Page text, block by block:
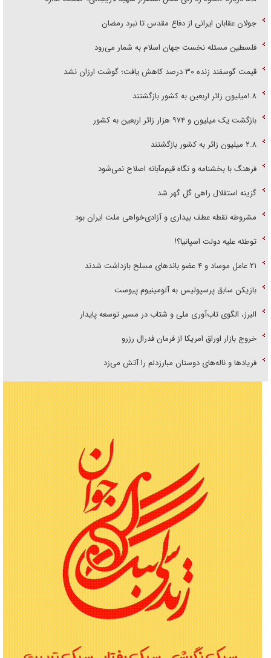
جولان عقابان ایرانی از دفاع مقدس تا نبرد رمضان
فلسطین مسئله نخست جهان اسلام به شمار می‌رود
قیمت گوسفند زنده ۳۰ درصد کاهش یافت؛ گوشت ارزان نشد
۱.۸میلیون زائر اربعین به کشور بازگشتند
بازگشت یک میلیون و ۹۷۴ هزار زائر اربعین به کشور
۲.۸ میلیون زائر به کشور بازگشتند
فرهنگ با بخشنامه و نگاه قیم‌مآبانه اصلاح نمی‌شود
گزینه استقلال راهی گل گهر شد
مشروطه نقطه عطف بیداری و آزادی‌خواهی ملت ایران بود
توطئه علیه دولت اسپانیا؟!
۲۱ عامل موساد و ۴ عضو باند‌های مسلح بازداشت شدند
بازیکن سابق پرسپولیس به آلومینیوم پیوست
البرز، الگوی تاب‌آوری ملی و شتاب در مسیر توسعه پایدار
خروج بازار اوراق امریکا از فرمان فدرال رزرو
فریاد‌ها و ناله‌های دوستان مبارزدلم را آتش می‌زد